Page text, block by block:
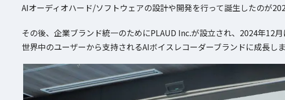
AIオーディオハード/ソフトウェアの設計や開発を行って誕生したのが
その後、企業ブランド統一のためにPLAUD Inc.が設立され、2024年12
世界中のユーザーから支持されるAIボイスレコーダーブランドに成長しま